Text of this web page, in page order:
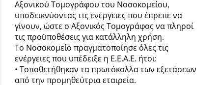
Αξονικού Τομογράφου του Νοσοκομείου,
υποδεικνύοντας τις ενέργειες που έπρεπε να
γίνουν, ώστε ο Αξονικός Τομογράφος να πληροί
τις προϋποθέσεις για κατάλληλη χρήση.
Το Νοσοκομείο πραγματοποίησε όλες τις
ενέργειες που υπέδειξε η Ε.Ε.Α.Ε. ήτοι:
• Τοποθετήθηκαν τα πρωτόκολλα των εξετάσεων
από την προμηθεύτρια εταιρεία.